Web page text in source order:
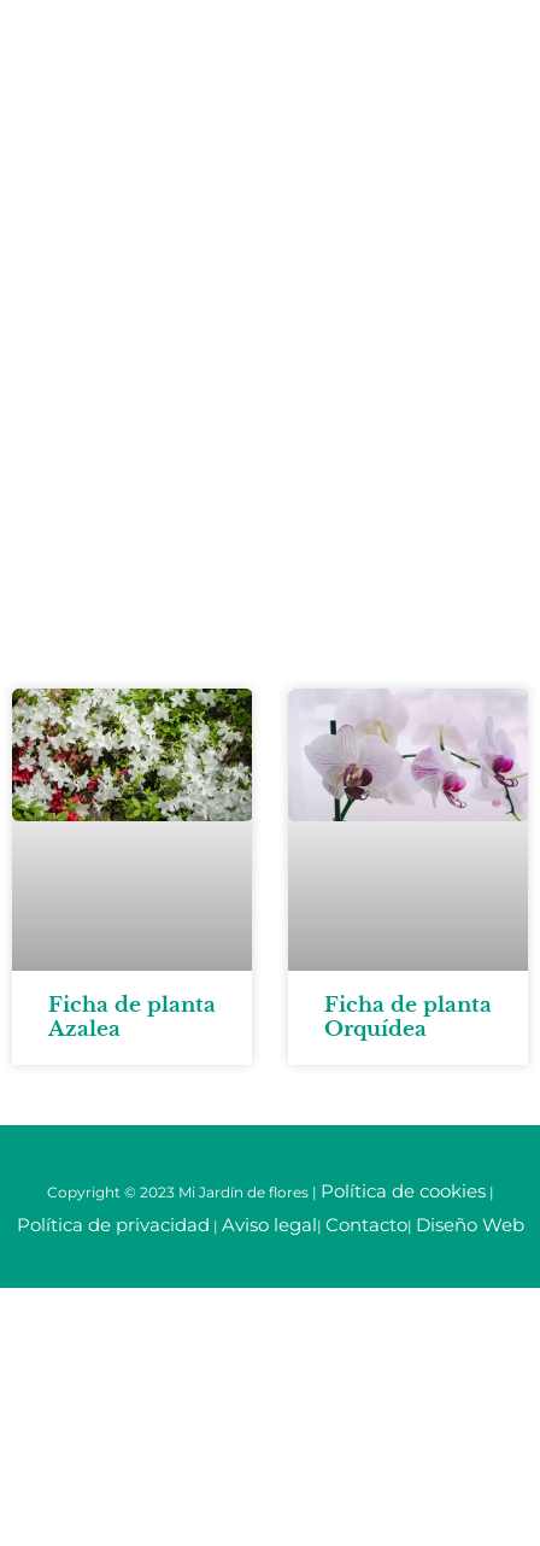
Ficha de planta
Azalea
Ficha de planta
Orquídea
Copyright © 2023 Mi Jardín de flores | Política de cookies|
Política de privacidad | Aviso legal| Contacto| Diseño Web